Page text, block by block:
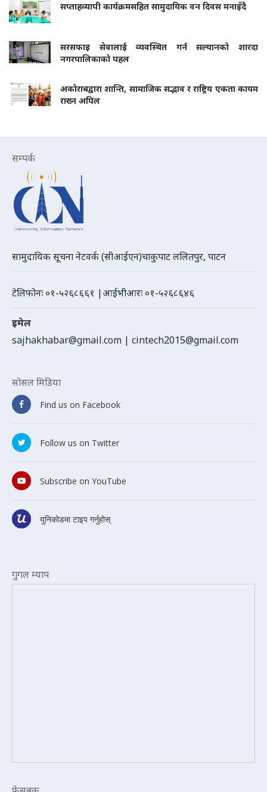
सप्ताहव्यापी कार्यक्रमसहित सामुदायिक वन दिवस मनाइँदै
सरसफाइ सेवालाई व्यवस्थित गर्न सल्यानको शारदा
नगरपालिकाको पहल
अकोराबद्वारा शान्ति, सामाजिक सद्भाव र राष्ट्रिय एकता कायम
राख्न अपिल
सम्पर्क
सामुदायिक सूचना नेटवर्क (सीआईएन)चाकुपाट ललितपुर, पाटन
टेलिफोनः ०१-५२६८६६१ |आईभीआरः ०१-५२६८६४६
इमेल
sajhakhabar@gmail.com | cintech2015@gmail.com
सोसल मिडिया
Find us on Facebook
Follow us on Twitter
Subscribe on YouTube
युनिकोडमा टाइप गर्नुहोस्
गुगल म्याप